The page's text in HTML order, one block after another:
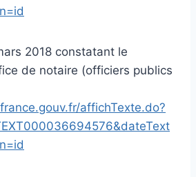
2018 constatant le
de notaire (officiers publics
affichTexte.do?